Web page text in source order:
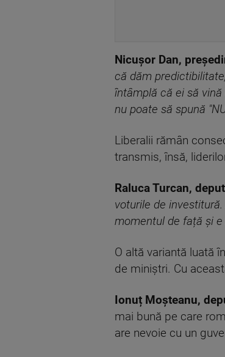
Nicușor Dan,
că dăm
întâmplă că ei să
nu poate să spună
Liberalii rămân
transmis, însă,
Raluca Turcan,
voturile de
momentul de față și e
O altă variantă luată
de miniștri. Cu
Ionuț Moșteanu,
mai bună pe care
are nevoie cu un